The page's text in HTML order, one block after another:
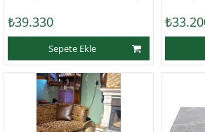
₺39.330
Sepete Ekle